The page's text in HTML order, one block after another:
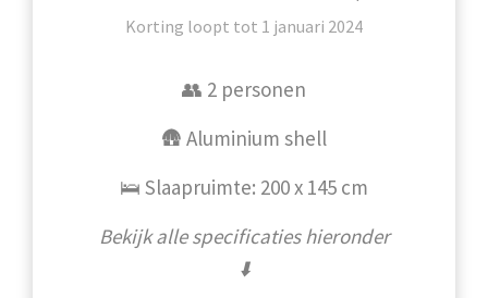
Korting loopt tot 1 januari 2024
👥 2 personen
🛖 Aluminium shell
🛌 Slaapruimte: 200 x 145 cm
Bekijk alle specificaties hieronder
⬇️